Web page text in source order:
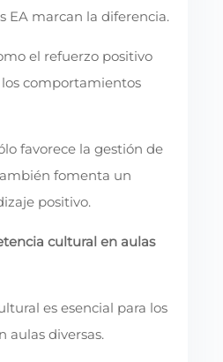
EA marcan la diferencia.
el refuerzo positivo
comportamientos
favorece la gestión de
fomenta un
positivo.
cultural en aulas
es esencial para los
aulas diversas.